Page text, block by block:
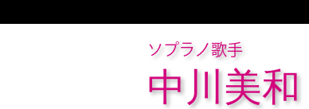
ソプラノ歌手
中川美和